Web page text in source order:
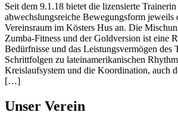
Seit dem 9.1.18 bietet die lizensierte
abwechslungsreiche Bewegungsform jeweils
Vereinsraum im Kösters Hus an. Die
Zumba-Fitness und der Goldversion ist eine
Bedürfnisse und das Leistungsvermögen des
Schrittfolgen zu lateinamerikanischen
Kreislaufsystem und die Koordination, auch
[…]
Unser Verein